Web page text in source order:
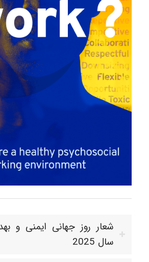
شعار روز جهانی ایمنی و
سال 2025